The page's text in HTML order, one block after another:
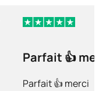
Parfait 👍
Parfait 👍 merci